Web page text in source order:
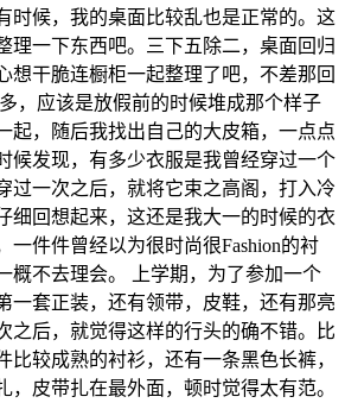
时候，我的桌面比较乱也是正常的。这
理一下东西吧。三下五除二，桌面回归
想干脆连橱柜一起整理了吧，不差那回
，应该是放假前的时候堆成那个样子
起，随后我找出自己的大皮箱，一点点
候发现，有多少衣服是我曾经穿过一个
过一次之后，就将它束之高阁，打入冷
细回想起来，这还是我大一的时候的衣
一件件曾经以为很时尚很Fashion的衬
概不去理会。 上学期，为了参加一个
一套正装，还有领带，皮鞋，还有那亮
之后，就觉得这样的行头的确不错。比
比较成熟的衬衫，还有一条黑色长裤，
，皮带扎在最外面，顿时觉得太有范。